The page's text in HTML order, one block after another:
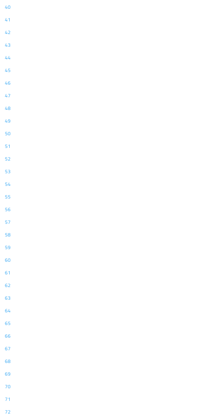
40
41
42
43
44
45
46
47
48
49
50
51
52
53
54
55
56
57
58
59
60
61
62
63
64
65
66
67
68
69
70
71
72